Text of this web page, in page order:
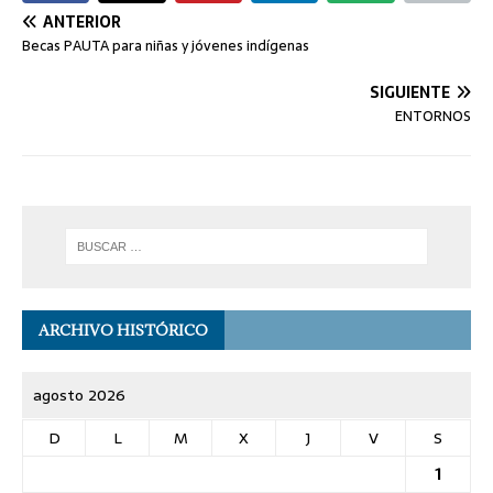
ANTERIOR
Becas PAUTA para niñas y jóvenes indígenas
SIGUIENTE
ENTORNOS
ARCHIVO HISTÓRICO
agosto 2026
D
L M X J V
S
1